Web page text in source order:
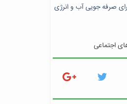
صرفه جویی آب و انرژی
اجتماعی